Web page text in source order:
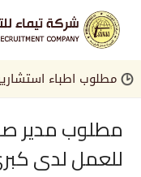
مطلوب اطباء
مطلوب مدير
للعمل لدى